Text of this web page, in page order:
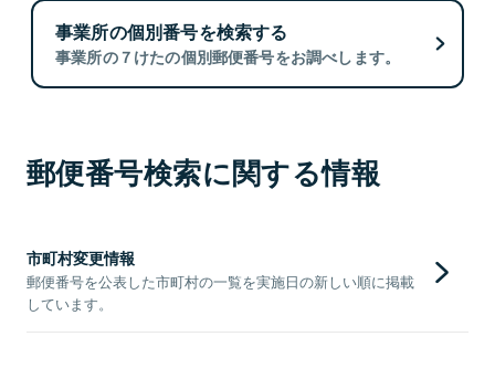
事業所の個別番号を検索する
事業所の７けたの個別郵便番号をお調べします。
郵便番号検索に関する情報
市町村変更情報
郵便番号を公表した市町村の一覧を実施日の新しい順に掲載
しています。